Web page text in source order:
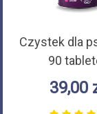
Czystek dla
90
39,00